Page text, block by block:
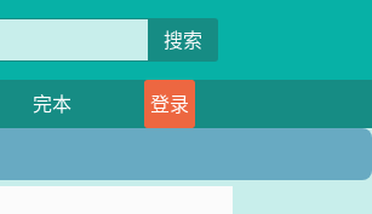
搜索
完本
登录